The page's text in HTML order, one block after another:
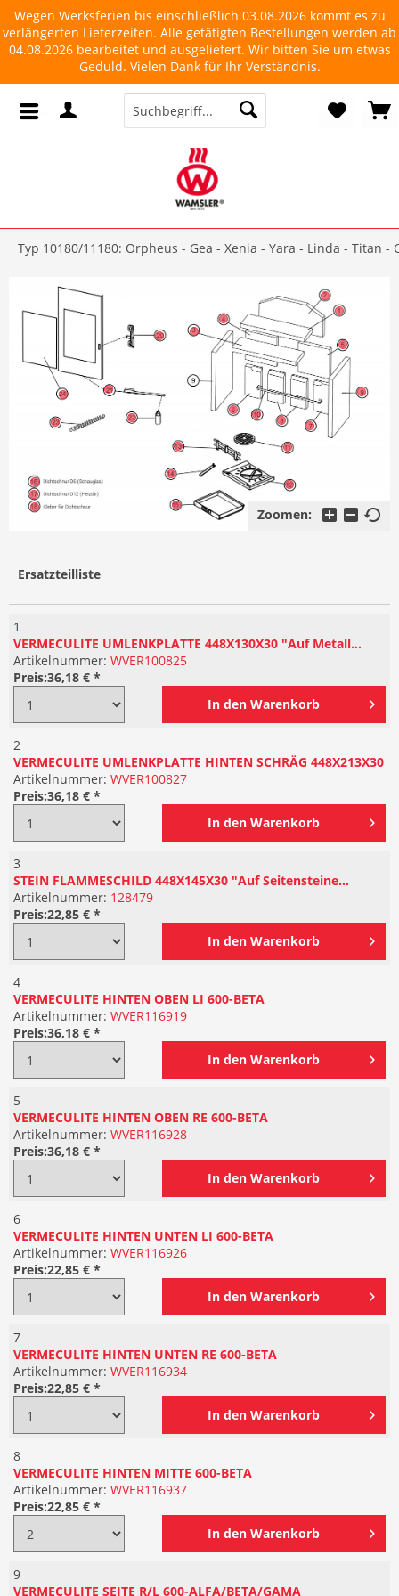
Wegen Werksferien bis einschließlich 03.08.2026 kommt es zu
verlängerten Lieferzeiten. Alle getätigten Bestellungen werden ab
04.08.2026 bearbeitet und ausgeliefert. Wir bitten Sie um etwas
Geduld. Vielen Dank für Ihr Verständnis.
Typ 10180/11180: Orpheus - Gea - Xenia - Yara - Linda - Titan -
Zoomen:
Ersatzteilliste
1
VERMECULITE UMLENKPLATTE 448X130X30 "Auf Metall...
Artikelnummer: WVER100825
Preis:36,18 € *
In den Warenkorb
2
VERMECULITE UMLENKPLATTE HINTEN SCHRÄG 448X213X30
Artikelnummer: WVER100827
Preis:36,18 € *
In den Warenkorb
3
STEIN FLAMMESCHILD 448X145X30 "Auf Seitensteine...
Artikelnummer: 128479
Preis:22,85 € *
In den Warenkorb
4
VERMECULITE HINTEN OBEN LI 600-BETA
Artikelnummer: WVER116919
Preis:36,18 € *
In den Warenkorb
5
VERMECULITE HINTEN OBEN RE 600-BETA
Artikelnummer: WVER116928
Preis:36,18 € *
In den Warenkorb
6
VERMECULITE HINTEN UNTEN LI 600-BETA
Artikelnummer: WVER116926
Preis:22,85 € *
In den Warenkorb
7
VERMECULITE HINTEN UNTEN RE 600-BETA
Artikelnummer: WVER116934
Preis:22,85 € *
In den Warenkorb
8
VERMECULITE HINTEN MITTE 600-BETA
Artikelnummer: WVER116937
Preis:22,85 € *
In den Warenkorb
9
VERMECULITE SEITE R/L 600-ALFA/BETA/GAMA